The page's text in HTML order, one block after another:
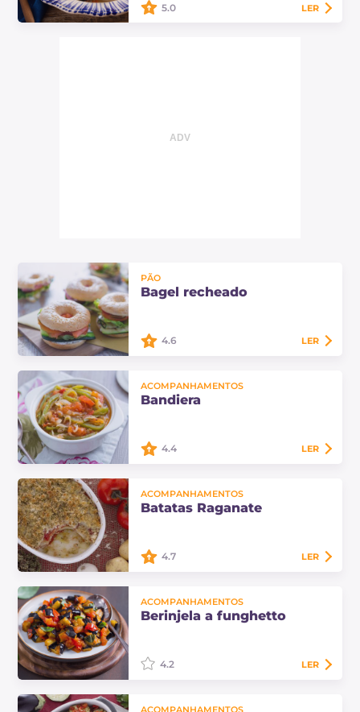
5.0 LER
PÃO
Bagel recheado
saborosos e macios de origem
anglo-saxônica aqui apresentados
4.6 LER
ACOMPANHAMENTOS
Bandiera
típico da culinária da Úmbria. Feito
com vegetais de verão que evocam
4.4 LER
ACOMPANHAMENTOS
Batatas Raganate
acompanhamento típico da
Basilicata, feito com batatas,
crocante.
4.7 LER
ACOMPANHAMENTOS
Berinjela a funghetto
4.2 LER
ACOMPANHAMENTOS